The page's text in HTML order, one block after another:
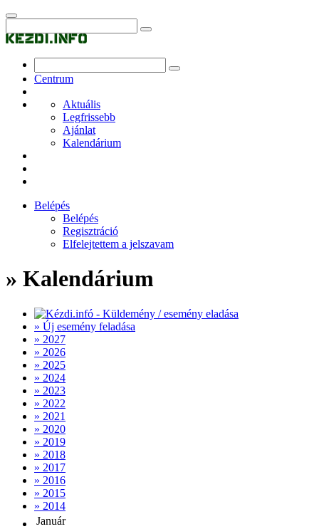
Centrum
Aktuális
Legfrissebb
Ajánlat
Kalendárium
Belépés
Belépés
Regisztráció
Elfelejtettem a jelszavam
» Kalendárium
» Új esemény feladása
» 2027
» 2026
» 2025
» 2024
» 2023
» 2022
» 2021
» 2020
» 2019
» 2018
» 2017
» 2016
» 2015
» 2014
Január